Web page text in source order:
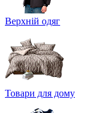
Верхній одяг
Товари для дому